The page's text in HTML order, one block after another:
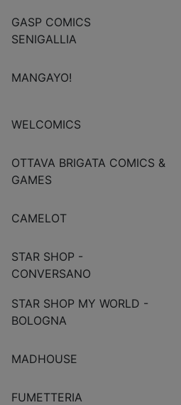
GASP COMICS
SENIGALLIA
MANGAYO!
WELCOMICS
OTTAVA BRIGATA COMICS &
GAMES
CAMELOT
STAR SHOP -
CONVERSANO
STAR SHOP MY WORLD -
BOLOGNA
MADHOUSE
FUMETTERIA